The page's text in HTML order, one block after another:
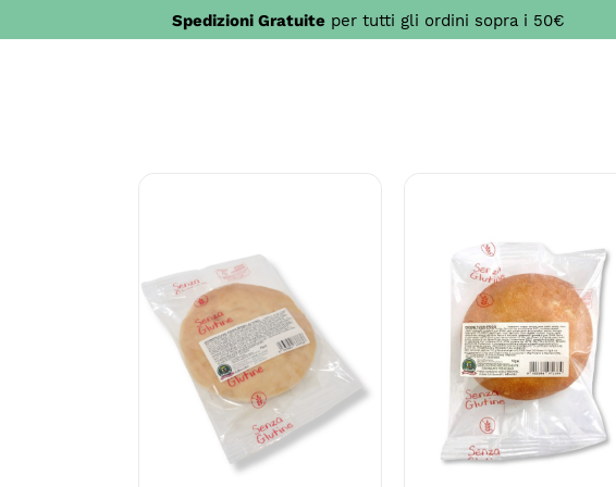
Spedizioni Gratuiteper tutti gli ordini sopra i 50€
AGGIUNGI AL CARRELLO
/
DETTAGLI
AGGIUNGI AL CARRELLO
/
DETTAGLI